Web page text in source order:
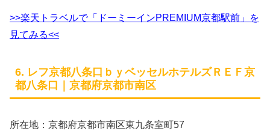
>>楽天トラベルで「ドーミーインPREMIUM京都駅前」を
見てみる<<
6. レフ京都八条口ｂｙベッセルホテルズＲＥＦ京
都八条口｜京都府京都市南区
所在地：京都府京都市南区東九条室町57